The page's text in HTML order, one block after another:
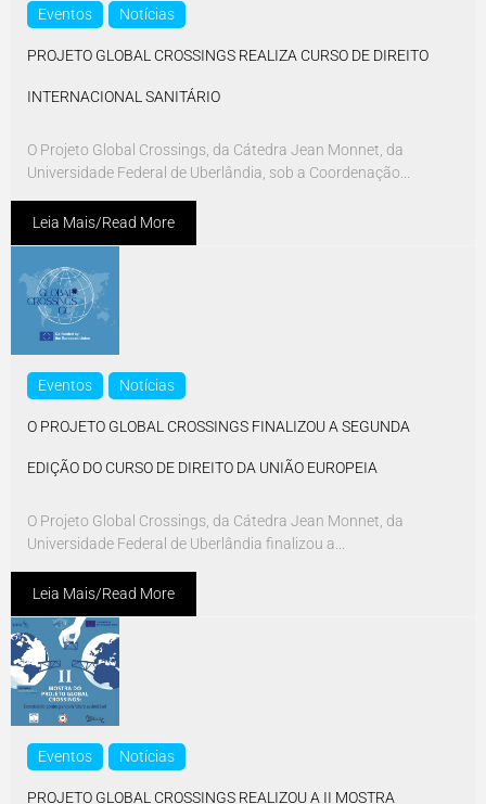
Eventos Notícias
PROJETO GLOBAL CROSSINGS REALIZA CURSO DE DIREITO
INTERNACIONAL SANITÁRIO
O Projeto Global Crossings, da Cátedra Jean Monnet, da
Universidade Federal de Uberlândia, sob a Coordenação...
Leia Mais/Read More
Eventos Notícias
O PROJETO GLOBAL CROSSINGS FINALIZOU A SEGUNDA
EDIÇÃO DO CURSO DE DIREITO DA UNIÃO EUROPEIA
O Projeto Global Crossings, da Cátedra Jean Monnet, da
Universidade Federal de Uberlândia finalizou a...
Leia Mais/Read More
Eventos Notícias
PROJETO GLOBAL CROSSINGS REALIZOU A II MOSTRA